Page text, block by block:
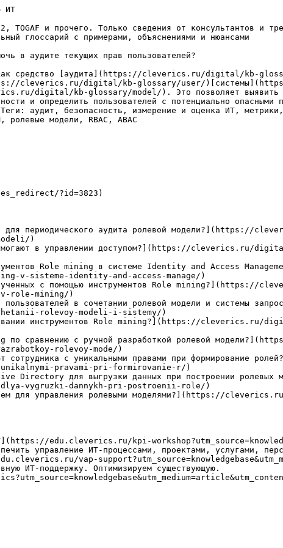
ИТ
TOGAF и прочего. Только сведения от консультантов и
глоссарий с примерами, объяснениями и нюансами
в аудите текущих прав пользователей?
как средство [аудита](https://cleverics.ru/digital/kb-
cleverics.ru/digital/kb-glossary/user/
digital/kb-glossary/model/). Это позволяет выявить
и определить пользователей с потенциально
аудит, безопасность, измерение и оценка ИТ,
модели, RBAC, ABAC
?id=3823)
для периодического аудита ролевой модели?](https://
)
в управлении доступом?](https://cleverics.ru/
Role mining в системе Identity and Access
v-sisteme-identity-and-access-manage/)
с помощью инструментов Role mining?](https://
role-mining/)
пользователей в сочетании ролевой модели и системы
rolevoy-modeli-i-sistemy/)
инструментов Role mining?](https://
по сравнению с ручной разработкой ролевой
rolevoy-mode/)
сотрудника с уникальными правами при
pravami-pri-formirovanie-r/)
Directory для выгрузки данных при построении
vygruzki-dannykh-pri-postroenii-role/)
для управления ролевыми моделями?](https://
edu.cleverics.ru/kpi-
управление ИТ-процессами, проектами, услугами,
vap-
ИТ-поддержку. Оптимизируем существующую.